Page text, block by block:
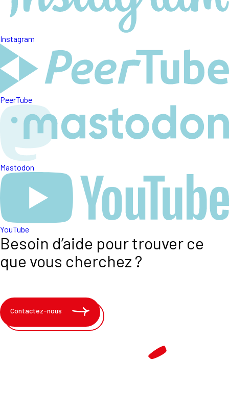
Instagram
PeerTube
Mastodon
YouTube
Besoin d’aide pour trouver ce
que vous cherchez ?
Contactez-nous